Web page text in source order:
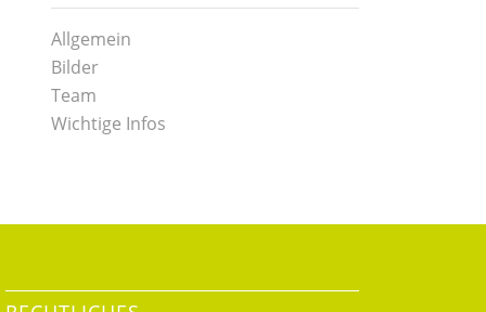
Allgemein
Bilder
Team
Wichtige Infos